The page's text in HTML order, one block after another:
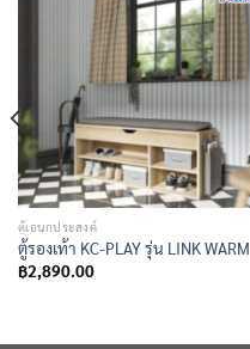
ตู้เอนกประสงค์
ตู้รองเท้า KC-PLAY รุ่น LINK WARM
฿2,890.00